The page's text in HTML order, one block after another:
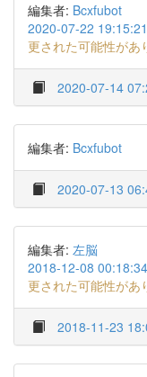
編集者: Bcxfubot
2020-07-22 19:15:21
更された可能性があ
2020-07-14
編集者: Bcxfubot
2020-07-13
編集者: 左脳
2018-12-08 00:18:34
更された可能性があ
2018-11-23